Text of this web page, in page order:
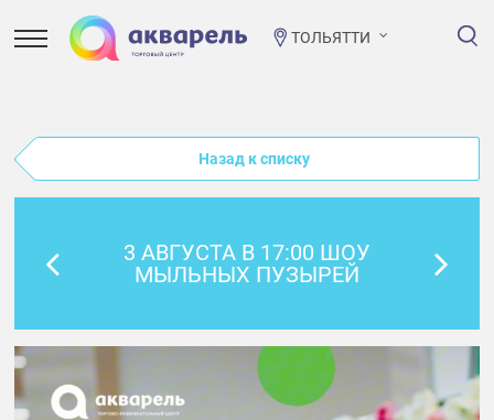
ТОЛЬЯТТИ
Назад к списку
3 АВГУСТА В 17:00 ШОУ
МЫЛЬНЫХ ПУЗЫРЕЙ